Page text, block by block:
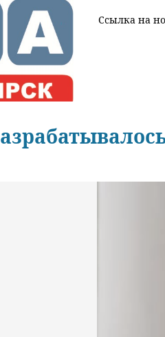
Ссылка на